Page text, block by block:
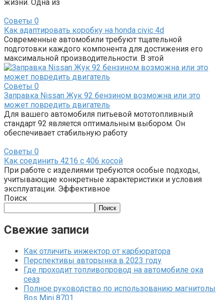
жизни. Одна из
Советы 0
Как адаптировать коробку на honda civic 4d
Современные автомобили требуют тщательной
подготовки каждого компонента для достижения его
максимальной производительности. В этой
Советы 0
Заправка Nissan Жук 92 бензином возможна или это
может повредить двигатель
Для вашего автомобиля питьевой мототопливный
стандарт 92 является оптимальным выбором. Он
обеспечивает стабильную работу
Советы 0
Как соединить 4216 с 406 косой
При работе с изделиями требуются особые подходы,
учитывающие конкретные характеристики и условия
эксплуатации. Эффективное
Поиск
Поиск
Свежие записи
Как отличить инжектор от карбюратора
Перспективы авторынка в 2023 году
Где проходит топливопровод на автомобиле ока
сеаз
Полное руководство по использованию магнитолы
Bos Mini 8701